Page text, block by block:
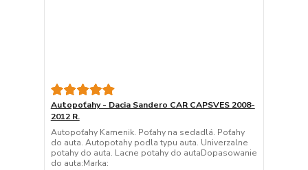
Autopoťahy - Dacia Sandero CAR CAPSVES 2008-
2012 R.
Autopoťahy Kamenik. Poťahy na sedadlá. Poťahy
do auta. Autopotahy podla typu auta. Univerzalne
potahy do auta. Lacne potahy do autaDopasowanie
do auta:Marka: